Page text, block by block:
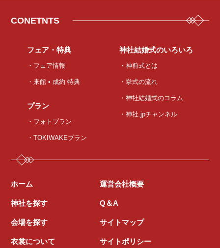
CONETNTS
フェア・特典
・フェア情報
・来館 • 成約 特典
プラン
・フォトプラン
・TOKIWAKEプラン
神社結婚式のいろいろ
・神前式とは
・挙式の流れ
・神社結婚式のコラム
・神社.jpチャンネル
ホーム
神社を探す
会場を探す
衣裳について
運営会社概要
Q＆A
サイトマップ
サイトポリシー